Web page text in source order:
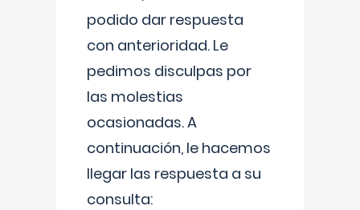
podido dar respuesta
con anterioridad. Le
pedimos disculpas por
las molestias
ocasionadas. A
continuación, le hacemos
llegar las respuesta a su
consulta: